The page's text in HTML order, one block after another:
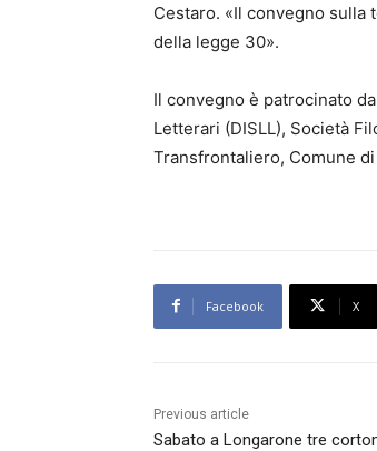
Cestaro. «Il convegno
della legge 30».
Il convegno è patrocinato
Letterari (DISLL), Società
Transfrontaliero, Comune
Facebook X
Previous article
Sabato a Longarone tre